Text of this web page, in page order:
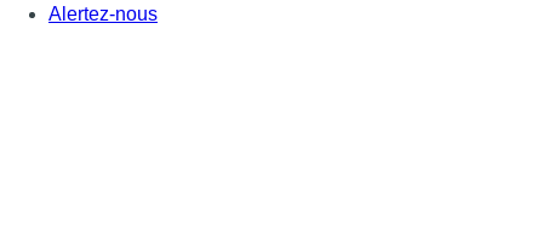
Alertez-nous